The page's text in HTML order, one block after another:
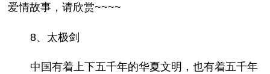
爱情故事，请欣赏~~~~
8、太极剑
中国有着上下五千年的华夏文明，也有着五千年